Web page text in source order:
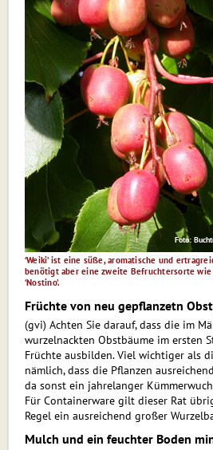
Foto:
‘Weiki’ ist eine süße, aromatische und
benötigt aber eine zweite Befruchtersorte wie
‘Nostino’.
Früchte von neu gepflanzetn
(gvi) Achten Sie darauf, dass die im
wurzelnackten Obstbäume im ersten
Früchte ausbilden. Viel wichtiger als
nämlich, dass die Pflanzen
da sonst ein jahrelanger
Für Containerware gilt dieser Rat
Regel ein ausreichend großer
Mulch und ein feuchter Boden